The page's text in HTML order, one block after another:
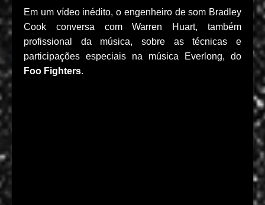
Em um vídeo inédito, o engenheiro de som Bradley
Cook conversa com Warren Huart, também
profissional da música, sobre as técnicas e
participações especiais na música Everlong, do
Foo Fighters.